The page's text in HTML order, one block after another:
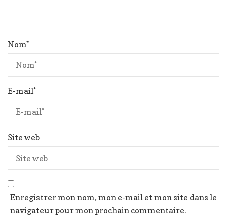
Nom*
E-mail*
Site web
Enregistrer mon nom, mon e-mail et mon site dans le
navigateur pour mon prochain commentaire.